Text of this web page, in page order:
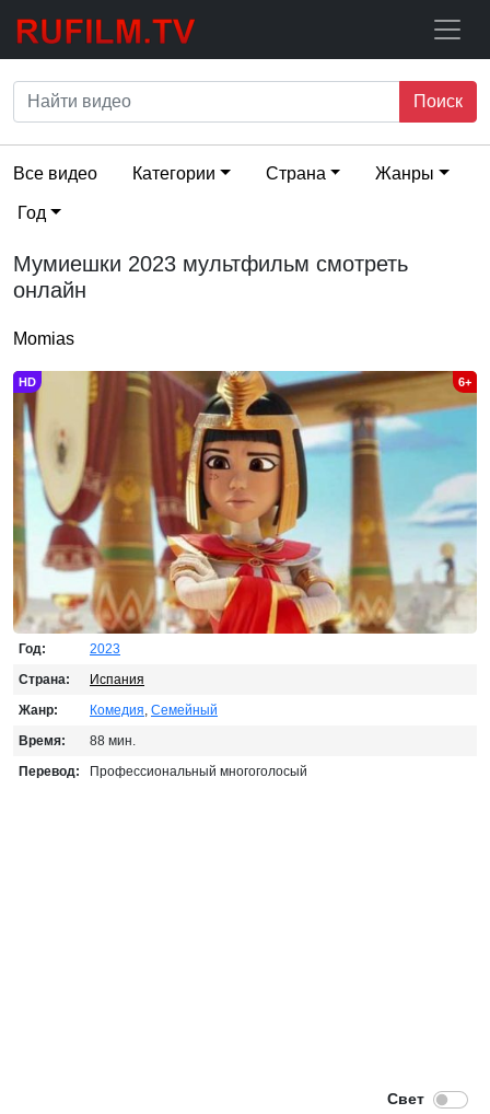
Поиск
Все видео Категории Страна Жанры
Год
Мумиешки 2023 мультфильм смотреть
онлайн
Momias
HD 6+
Год:
2023
Страна:
Испания
Жанр:
Комедия Семейный
Время:
88 мин.
Перевод:
Профессиональный многоголосый